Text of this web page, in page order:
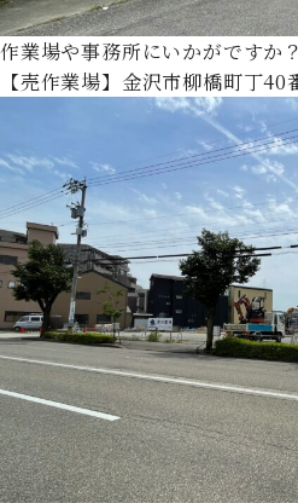
作業場や事務所にいかがですか？
【売作業場】金沢市柳橋町丁40